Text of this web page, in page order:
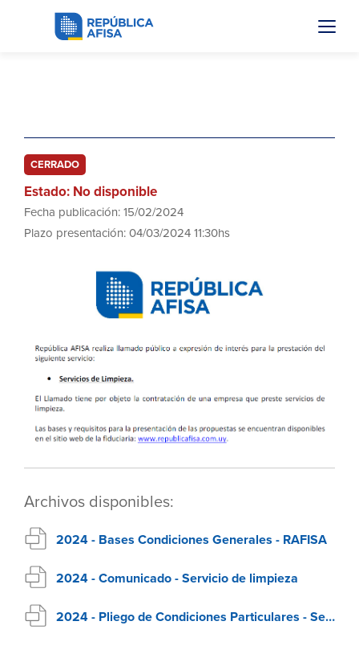
CERRADO
Estado: No disponible
Fecha publicación: 15/02/2024
Plazo presentación: 04/03/2024 11:30hs
Archivos disponibles:
2024 - Bases Condiciones Generales - RAFISA
2024 - Comunicado - Servicio de limpieza
2024 - Pliego de Condiciones Particulares - Servicio de Limpieza